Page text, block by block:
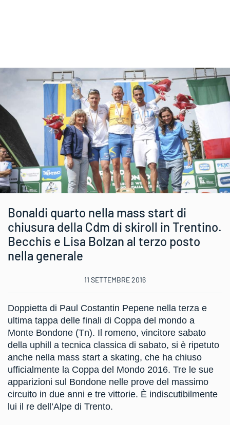
Bonaldi quarto nella mass start di
chiusura della Cdm di skiroll in Trentino.
Becchis e Lisa Bolzan al terzo posto
nella generale
11 SETTEMBRE 2016
Doppietta di Paul Costantin Pepene nella terza e
ultima tappa delle finali di Coppa del mondo a
Monte Bondone (Tn). Il romeno, vincitore sabato
della uphill a tecnica classica di sabato, si è ripetuto
anche nella mass start a skating, che ha chiuso
ufficialmente la Coppa del Mondo 2016. Tre le sue
apparizioni sul Bondone nelle prove del massimo
circuito in due anni e tre vittorie. È indiscutibilmente
lui il re dell’Alpe di Trento.